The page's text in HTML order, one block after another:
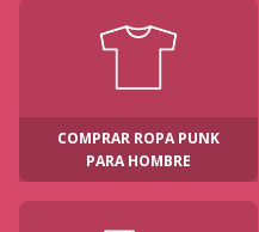
COMPRAR ROPA PUNK
PARA HOMBRE